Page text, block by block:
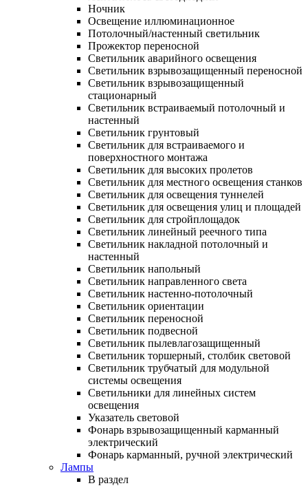
Ночник
Освещение иллюминационное
Потолочный/настенный светильник
Прожектор переносной
Светильник аварийного освещения
Светильник взрывозащищенный переносной
Светильник взрывозащищенный
стационарный
Светильник встраиваемый потолочный и
настенный
Светильник грунтовый
Светильник для встраиваемого и
поверхностного монтажа
Светильник для высоких пролетов
Светильник для местного освещения станков
Светильник для освещения туннелей
Светильник для освещения улиц и площадей
Светильник для стройплощадок
Светильник линейный реечного типа
Светильник накладной потолочный и
настенный
Светильник напольный
Светильник направленного света
Светильник настенно-потолочный
Светильник ориентации
Светильник переносной
Светильник подвесной
Светильник пылевлагозащищенный
Светильник торшерный, столбик световой
Светильник трубчатый для модульной
системы освещения
Светильники для линейных систем
освещения
Указатель световой
Фонарь взрывозащищенный карманный
электрический
Фонарь карманный, ручной электрический
Лампы
В раздел